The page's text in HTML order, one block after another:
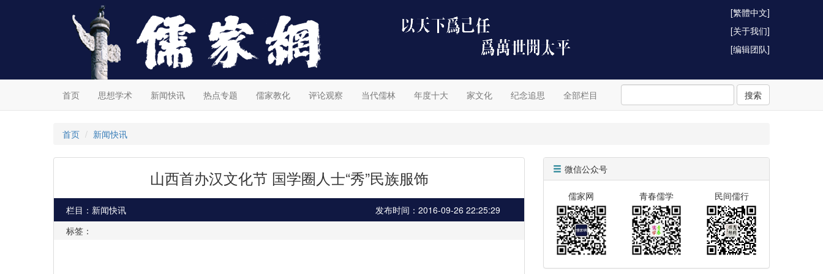
[繁體中文]
[关于我们]
[编辑团队]
首页 思想学术 新闻快讯 热点专题 儒家教化 评论观察 当代儒林 年度十大 家文化 纪念追思 全部栏目 搜索
首页 新闻快讯
山西首办汉文化节 国学圈人士“秀”民族服饰
栏目：新闻快讯
发布时间：2016-09-26 22:25:29
标签：
微信公众号
儒家网 青春儒学 民间儒行